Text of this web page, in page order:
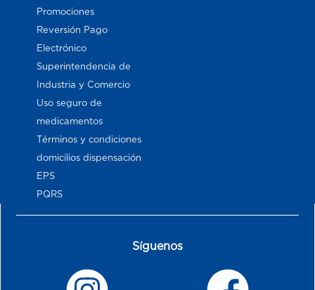
Promociones
Reversión Pago
Electrónico
Superintendencia de
Industria y Comercio
Uso seguro de
medicamentos
Términos y condiciones
domicilios dispensación
EPS
PQRS
Síguenos